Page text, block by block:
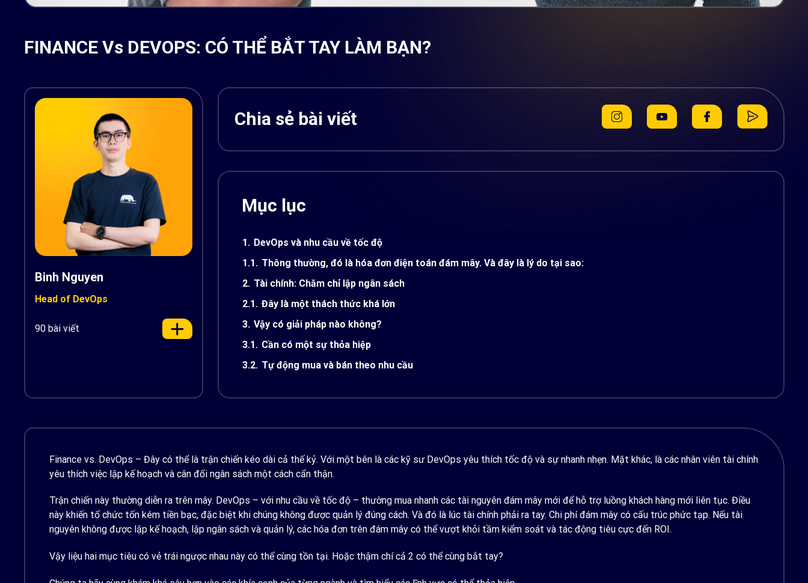
FINANCE Vs DEVOPS: CÓ THỂ BẮT TAY LÀM BẠN?
Binh Nguyen
Head of DevOps
90 bài viết
Chia sẻ bài viết
Mục lục
1. DevOps và nhu cầu về tốc độ
1.1. Thông thường, đó là hóa đơn điện toán đám mây. Và đây là lý do tại sao:
2. Tài chính: Chăm chỉ lập ngân sách
2.1. Đây là một thách thức khá lớn
3. Vậy có giải pháp nào không?
3.1. Cần có một sự thỏa hiệp
3.2. Tự động mua và bán theo nhu cầu
Finance vs. DevOps – Đây có thể là trận chiến kéo dài cả thế kỷ. Với một bên là các kỹ sư DevOps yêu thích tốc độ và sự nhanh nhẹn. Mặt khác, là các nhân viên tài chính
yêu thích việc lập kế hoạch và cân đối ngân sách một cách cẩn thận.
Trận chiến này thường diễn ra trên mây. DevOps – với nhu cầu về tốc độ – thường mua nhanh các tài nguyên đám mây mới để hỗ trợ luồng khách hàng mới liên tục. Điều
này khiến tổ chức tốn kém tiền bạc, đặc biệt khi chúng không được quản lý đúng cách. Và đó là lúc tài chính phải ra tay. Chi phí đám mây có cấu trúc phức tạp. Nếu tài
nguyên không được lập kế hoạch, lập ngân sách và quản lý, các hóa đơn trên đám mây có thể vượt khỏi tầm kiểm soát và tác động tiêu cực đến ROI.
Vậy liệu hai mục tiêu có vẻ trái ngược nhau này có thể cùng tồn tại. Hoặc thậm chí cả 2 có thể cùng bắt tay?